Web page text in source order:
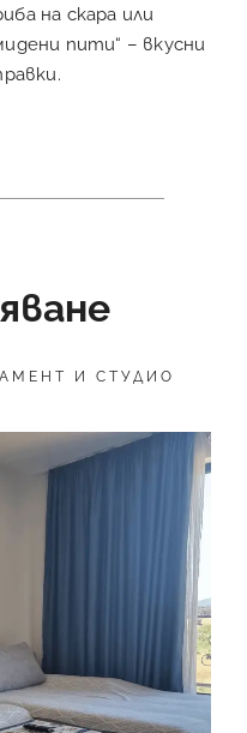
на скара или
пити“ – вкусни
И СТУДИО